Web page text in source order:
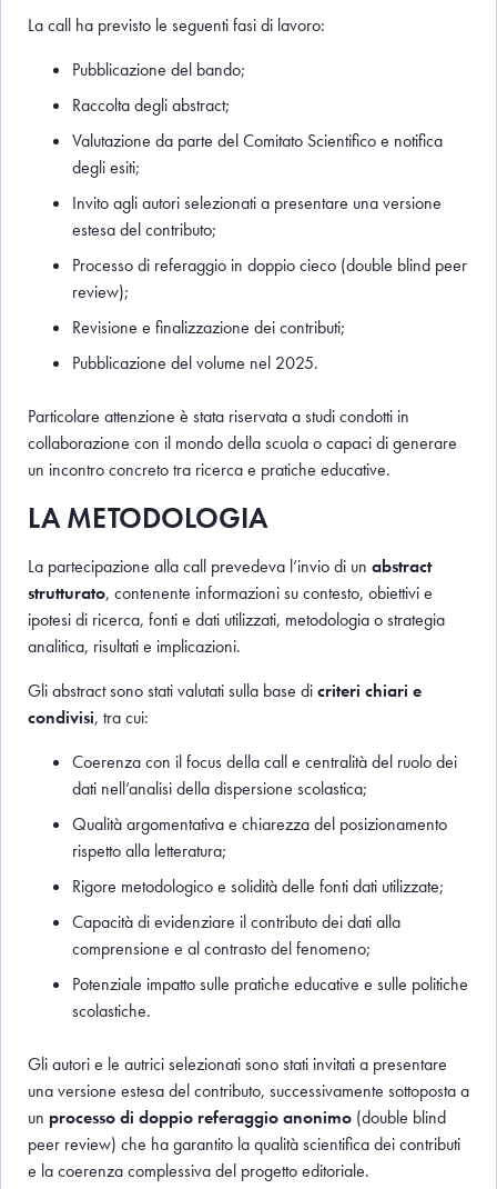
La call ha previsto le seguenti fasi di lavoro:
Pubblicazione del bando;
Raccolta degli abstract;
Valutazione da parte del Comitato Scientifico e notifica
degli esiti;
Invito agli autori selezionati a presentare una versione
estesa del contributo;
Processo di referaggio in doppio cieco (double blind peer
review);
Revisione e finalizzazione dei contributi;
Pubblicazione del volume nel 2025.
Particolare attenzione è stata riservata a studi condotti in
collaborazione con il mondo della scuola o capaci di generare
un incontro concreto tra ricerca e pratiche educative.
LA METODOLOGIA
La partecipazione alla call prevedeva l’invio di un abstract
strutturato, contenente informazioni su contesto, obiettivi e
ipotesi di ricerca, fonti e dati utilizzati, metodologia o strategia
analitica, risultati e implicazioni.
Gli abstract sono stati valutati sulla base dicriteri chiari e
condivisi, tra cui:
Coerenza con il focus della call e centralità del ruolo dei
dati nell’analisi della dispersione scolastica;
Qualità argomentativa e chiarezza del posizionamento
rispetto alla letteratura;
Rigore metodologico e solidità delle fonti dati utilizzate;
Capacità di evidenziare il contributo dei dati alla
comprensione e al contrasto del fenomeno;
Potenziale impatto sulle pratiche educative e sulle politiche
scolastiche.
Gli autori e le autrici selezionati sono stati invitati a presentare
una versione estesa del contributo, successivamente sottoposta a
un processo di doppio referaggio anonimo (double blind
peer review) che ha garantito la qualità scientifica dei contributi
e la coerenza complessiva del progetto editoriale.